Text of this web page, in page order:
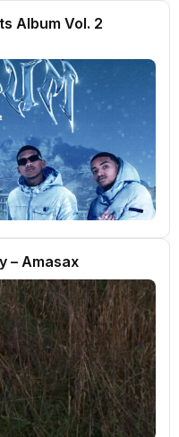
Album Vol. 2
– Amasax